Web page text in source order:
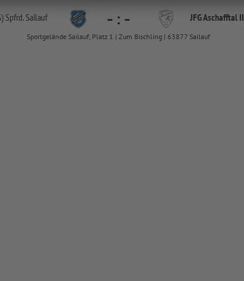
Spfrd. Sailauf - : - JFG Aschafftal II
Sportgelände Sailauf, Platz 1 | Zum Bischling | 63877 Sailauf